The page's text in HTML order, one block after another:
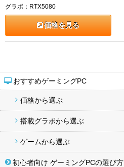
おすすめゲーミングPC
価格から選ぶ
搭載グラボから選ぶ
ゲームから選ぶ
初心者向け ゲーミングPCの選び方
グラボ：RTX5080
価格を見る